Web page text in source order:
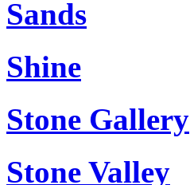
Sands
Shine
Stone Gallery
Stone Valley